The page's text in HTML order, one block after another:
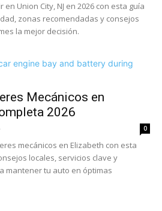
Union City, NJ en 2026 con esta guía
zonas recomendadas y consejos
la mejor decisión.
Mecánicos en
2026
0
mecánicos en Elizabeth con esta
locales, servicios clave y
mantener tu auto en óptimas